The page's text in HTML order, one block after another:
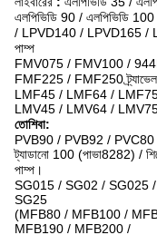
এলপিভিডি 90 / এলপিভিডি
/ LPVD140 / LPVD165 /
পাম্প
FMV075 / FMV100 /
FMF225 / FMF250
LMF45 / LMF64 /
LMV45 / LMV64 /
তোশিবা:
PVB90 / PVB92 /
ট্যাডানো 100 (পাভা8282) /
পাম্প।
SG015 / SG02 / SG025
SG25
(MFB80 / MFB100 /
MFB190 / MFB200 /